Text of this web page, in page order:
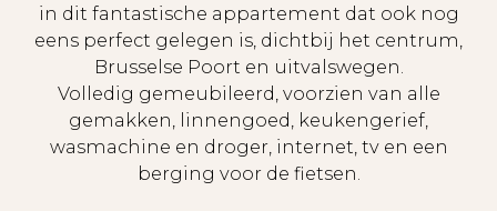
in dit fantastische appartement dat ook nog
eens perfect gelegen is, dichtbij het centrum,
Brusselse Poort en uitvalswegen.
Volledig gemeubileerd, voorzien van alle
gemakken, linnengoed, keukengerief,
wasmachine en droger, internet, tv en een
berging voor de fietsen.